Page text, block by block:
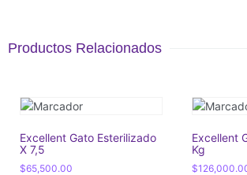
Productos Relacionados
Excellent Gato Esterilizado
X 7,5
$65,500.00
Excellent
Kg
$